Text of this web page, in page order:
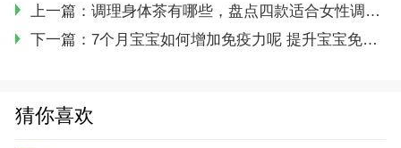
上一篇： 调理身体茶有哪些，盘点四款适合女性调养身体的养生茶
下一篇： 7个月宝宝如何增加免疫力呢 提升宝宝免疫力的七个方法
猜你喜欢